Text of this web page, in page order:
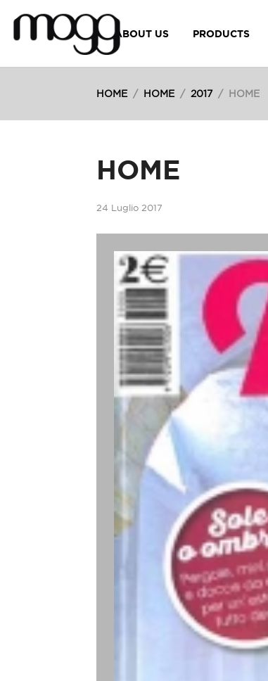
ABOUT US PRODUCTS
HOME / HOME / 2017 / HOME
HOME
24 Luglio 2017